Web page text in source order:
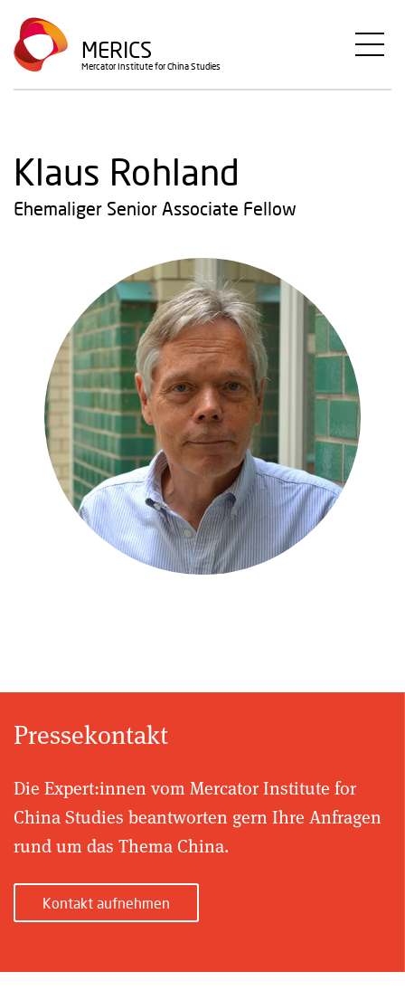
Direkt
zum
Inhalt
MERICS
Mercator Institute for China Studies
Klaus Rohland
Ehemaliger Senior Associate Fellow
Pressekontakt
Die Expert:innen vom Mercator Institute for
China Studies beantworten gern Ihre Anfragen
rund um das Thema China.
Kontakt aufnehmen